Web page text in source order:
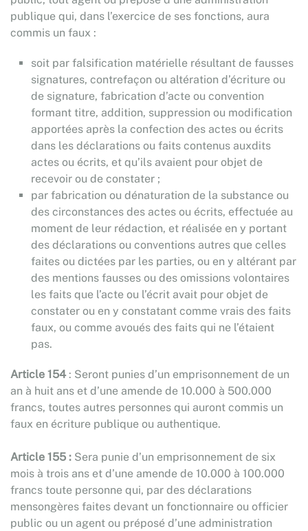
publique qui, dans l’exercice de ses fonctions, aura
commis un faux :
soit par falsification matérielle résultant de fausses
signatures, contrefaçon ou altération d’écriture ou
de signature, fabrication d’acte ou convention
formant titre, addition, suppression ou modification
apportées après la confection des actes ou écrits
dans les déclarations ou faits contenus auxdits
actes ou écrits, et qu’ils avaient pour objet de
recevoir ou de constater ;
par fabrication ou dénaturation de la substance ou
des circonstances des actes ou écrits, effectuée au
moment de leur rédaction, et réalisée en y portant
des déclarations ou conventions autres que celles
faites ou dictées par les parties, ou en y altérant par
des mentions fausses ou des omissions volontaires
les faits que l’acte ou l’écrit avait pour objet de
constater ou en y constatant comme vrais des faits
faux, ou comme avoués des faits qui ne l’étaient
pas.
Article 154: Seront punies d’un emprisonnement de un
an à huit ans et d’une amende de 10.000 à 500.000
francs, toutes autres personnes qui auront commis un
faux en écriture publique ou authentique.
Article 155 : Sera punie d’un emprisonnement de six
mois à trois ans et d’une amende de 10.000 à 100.000
francs toute personne qui, par des déclarations
mensongères faites devant un fonctionnaire ou officier
public ou un agent ou préposé d’une administration